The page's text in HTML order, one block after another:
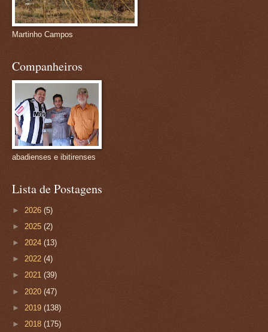
Martinho Campos
Companheiros
abadienses e ibitirenses
Lista de Postagens
► 2026 (5)
► 2025 (2)
► 2024 (13)
► 2022 (4)
► 2021 (39)
► 2020 (47)
► 2019 (138)
► 2018 (175)